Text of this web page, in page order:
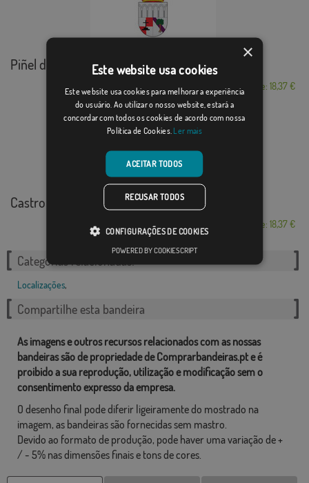
Piñel de Abajo
Desde: 18,37 €
Castro de Rei
Desde: 18,37 €
Categorias relacionadas:
Localizações,
Compartilhe esta bandeira
As imagens e outros recursos relacionados com as nossas
bandeiras são de propriedade de Comprarbandeiras.pt e é
proibido a sua reprodução, utilização e modificação sem o
consentimento expresso da empresa.
O desenho final pode diferir ligeiramente do mostrado na
imagem, as bandeiras são fornecidas sem mastro.
Devido ao formato de produção, pode haver uma variação de +
/ - 5% nas dimensões finais e tons de cores.
×
Este website usa cookies
Este website usa cookies para melhorar a experiência
do usuário. Ao utilizar o nosso website, estará a
concordar com todos os cookies de acordo com nossa
Política de Cookies. Ler mais
ACEITAR TODOS
RECUSAR TODOS
CONFIGURAÇÕES DE COOKIES
POWERED BY COOKIESCRIPT